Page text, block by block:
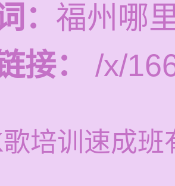
： 福州哪
接：
/x/
培训速成班